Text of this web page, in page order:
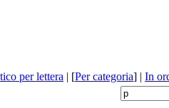
per lettera | [Per categoria] | In